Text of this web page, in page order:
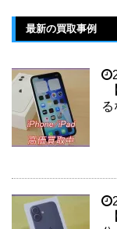
最新の買取事例